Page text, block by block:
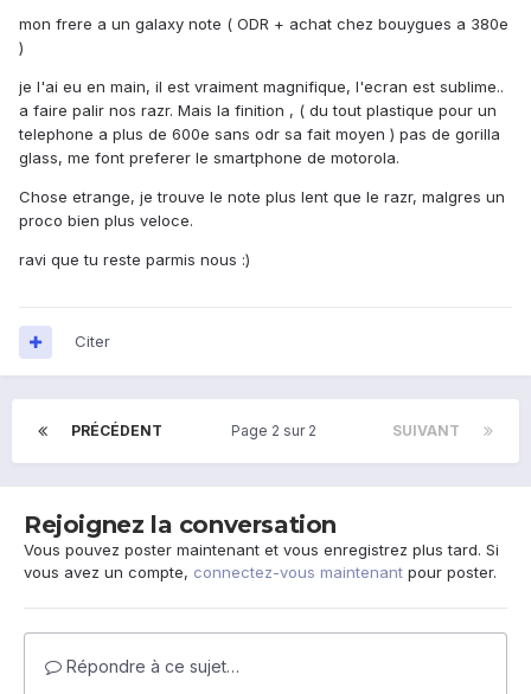
mon frere a un galaxy note ( ODR + achat chez bouygues a 380e
)
je l'ai eu en main, il est vraiment magnifique, l'ecran est sublime..
a faire palir nos razr. Mais la finition , ( du tout plastique pour un
telephone a plus de 600e sans odr sa fait moyen ) pas de gorilla
glass, me font preferer le smartphone de motorola.
Chose etrange, je trouve le note plus lent que le razr, malgres un
proco bien plus veloce.
ravi que tu reste parmis nous :)
Citer
PRÉCÉDENT SUIVANT
Page 2 sur 2
Rejoignez la conversation
Vous pouvez poster maintenant et vous enregistrez plus tard. Si
vous avez un compte, connectez-vous maintenant pour poster.
Répondre à ce sujet…